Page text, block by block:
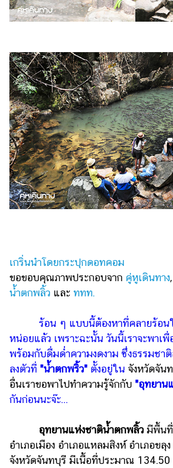
แต่งงาน
และ
เด็ก
สัตว์
เลี้ยง
Infographic
บริการ
แอปฯ
กระปุก
คอร์ส
เลข
ออนไลน์
ติดต่อ
แจ้ง
ปัญหา
ร่วม
งาน
กับ
เรา
เกริ่นนำโดยกระปุกดอทคอม
ขอขอบคุณภาพประกอบจาก คู่หูเดินทาง,
น้ำตกพลิ้ว และ ททท.
ร้อน ๆ แบบนี้ต้องหาที่คลายร้อ
หน่อยแล้ว เพราะฉะนั้น วันนี้เราจะพาเ
พร้อมกับดื่มด่ำความงดงาม ซึ่งธรรมชาติ
ลงตัวที่ "น้ำตกพริ้ว" ตั้งอยู่ใน จังหวัดจัน
อื่นเราขอพาไปทำความรู้จักกับ "อุทยาน
กันก่อนนะจ๊ะ...
อุทยานแห่งชาติน้ำตกพลิ้ว มีพื้น
อำเภอเมือง อำเภอแหลมสิงห์ อำเภอขลุ
จังหวัดจันทบุรี มีเนื้อที่ประมาณ 134.50